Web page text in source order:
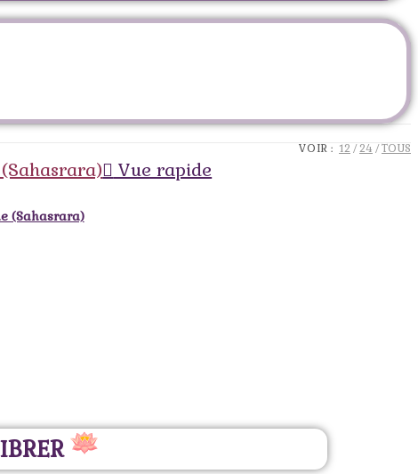
VOIR : 12 24 TOUS
Vue rapide
(Sahasrara)